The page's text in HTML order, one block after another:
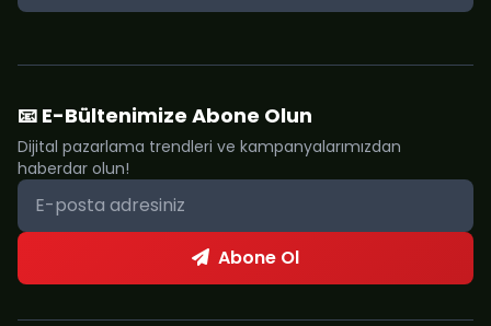
📧 E-Bültenimize Abone Olun
Dijital pazarlama trendleri ve kampanyalarımızdan
haberdar olun!
Abone Ol